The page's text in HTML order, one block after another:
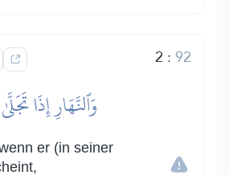
2 :92
وَٱلنَّهَارِ إِذَا تَجَلَّىٰ
er (in seiner